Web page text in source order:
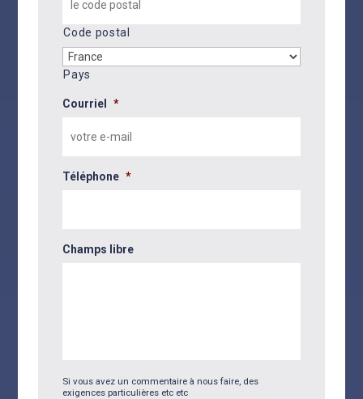
Code postal
Pays
Courriel *
Téléphone *
Champs libre
Si vous avez un commentaire à nous faire, des
exigences particulières etc etc